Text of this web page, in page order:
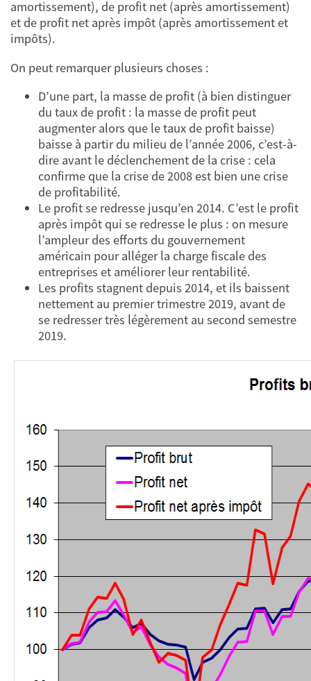
amortissement), de profit net (après amortissement)
et de profit net après impôt (après amortissement et
impôts).
On peut remarquer plusieurs choses :
D’une part, la masse de profit (à bien distinguer
du taux de profit : la masse de profit peut
augmenter alors que le taux de profit baisse)
baisse à partir du milieu de l’année 2006, c’est-à-
dire avant le déclenchement de la crise : cela
confirme que la crise de 2008 est bien une crise
de profitabilité.
Le profit se redresse jusqu’en 2014. C’est le profit
après impôt qui se redresse le plus : on mesure
l’ampleur des efforts du gouvernement
américain pour alléger la charge fiscale des
entreprises et améliorer leur rentabilité.
Les profits stagnent depuis 2014, et ils baissent
nettement au premier trimestre 2019, avant de
se redresser très légèrement au second semestre
2019.